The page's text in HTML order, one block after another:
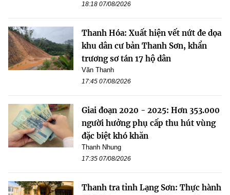
18:18 07/08/2026
Thanh Hóa: Xuất hiện vết nứt đe dọa
khu dân cư bản Thanh Sơn, khẩn
trương sơ tán 17 hộ dân
Văn Thanh
17:45 07/08/2026
Giai đoạn 2020 - 2025: Hơn 353.000
người hưởng phụ cấp thu hút vùng
đặc biệt khó khăn
Thanh Nhung
17:35 07/08/2026
Thanh tra tỉnh Lạng Sơn: Thực hành